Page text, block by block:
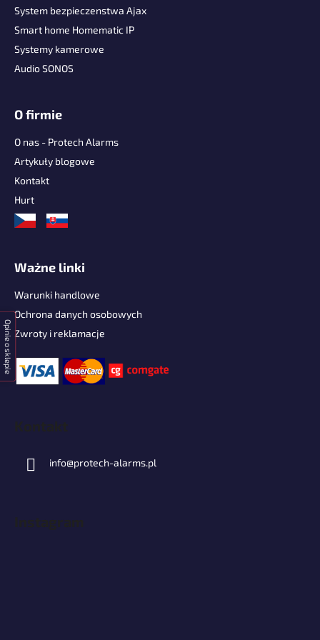
Opinie o sklepie
System bezpieczenstwa Ajax
Smart home Homematic IP
Systemy kamerowe
Audio SONOS
O firmie
O nas - Protech Alarms
Artykuły blogowe
Kontakt
Hurt
Ważne linki
Warunki handlowe
Ochrona danych osobowych
Zwroty i reklamacje
Kontakt
info@protech-alarms.pl
Instagram